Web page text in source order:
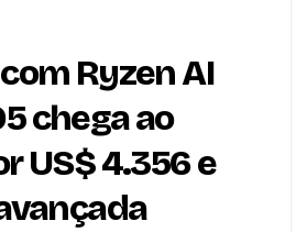
Ryzen AI
chega ao
US$ 4.356 e